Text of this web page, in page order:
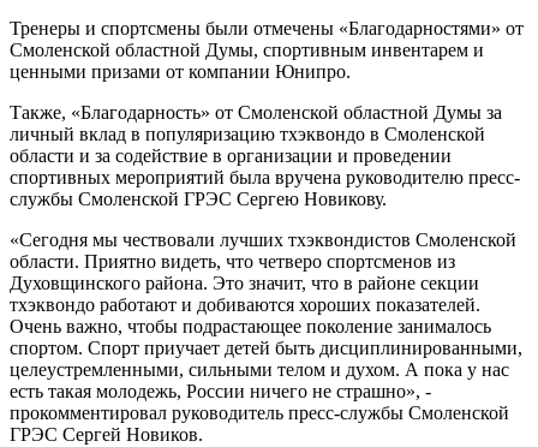
Тренеры и спортсмены были отмечены «Благодарностями» от
Смоленской областной Думы, спортивным инвентарем и
ценными призами от компании Юнипро.
Также, «Благодарность» от Смоленской областной Думы за
личный вклад в популяризацию тхэквондо в Смоленской
области и за содействие в организации и проведении
спортивных мероприятий была вручена руководителю пресс-
службы Смоленской ГРЭС Сергею Новикову.
«Сегодня мы чествовали лучших тхэквондистов Смоленской
области. Приятно видеть, что четверо спортсменов из
Духовщинского района. Это значит, что в районе секции
тхэквондо работают и добиваются хороших показателей.
Очень важно, чтобы подрастающее поколение занималось
спортом. Спорт приучает детей быть дисциплинированными,
целеустремленными, сильными телом и духом. А пока у нас
есть такая молодежь, России ничего не страшно», -
прокомментировал руководитель пресс-службы Смоленской
ГРЭС Сергей Новиков.